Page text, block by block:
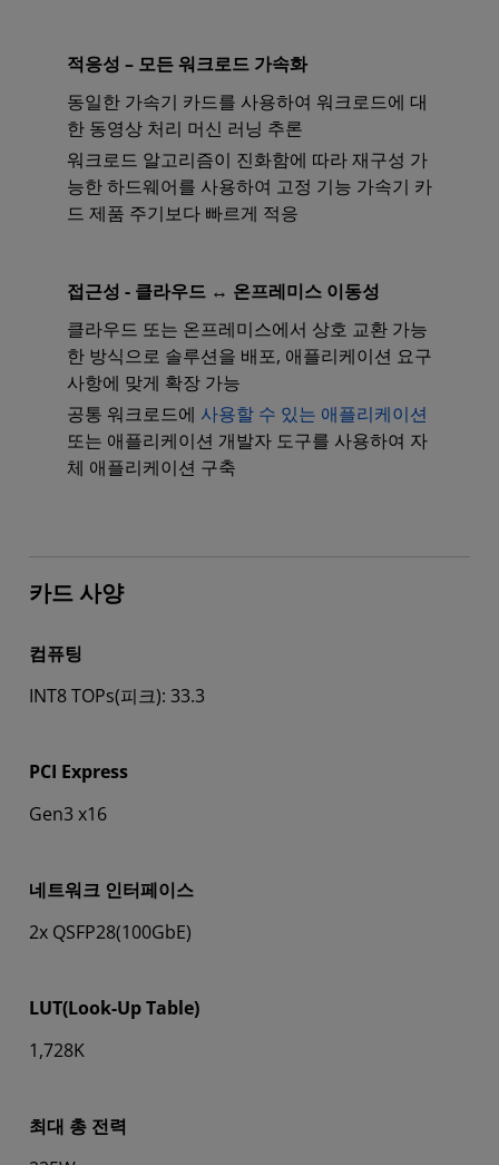
적응성 – 모든 워크로드 가속화
동일한 가속기 카드를 사용하여 워크로드에 대
한 동영상 처리 머신 러닝 추론
워크로드 알고리즘이 진화함에 따라 재구성 가
능한 하드웨어를 사용하여 고정 기능 가속기 카
드 제품 주기보다 빠르게 적응
접근성 - 클라우드 ↔ 온프레미스 이동성
클라우드 또는 온프레미스에서 상호 교환 가능
한 방식으로 솔루션을 배포, 애플리케이션 요구
사항에 맞게 확장 가능
공통 워크로드에 사용할 수 있는 애플리케이션
또는 애플리케이션 개발자 도구를 사용하여 자
체 애플리케이션 구축
카드 사양
컴퓨팅
INT8 TOPs(피크): 33.3
PCI Express
Gen3 x16
네트워크 인터페이스
2x QSFP28(100GbE)
LUT(Look-Up Table)
1,728K
최대 총 전력